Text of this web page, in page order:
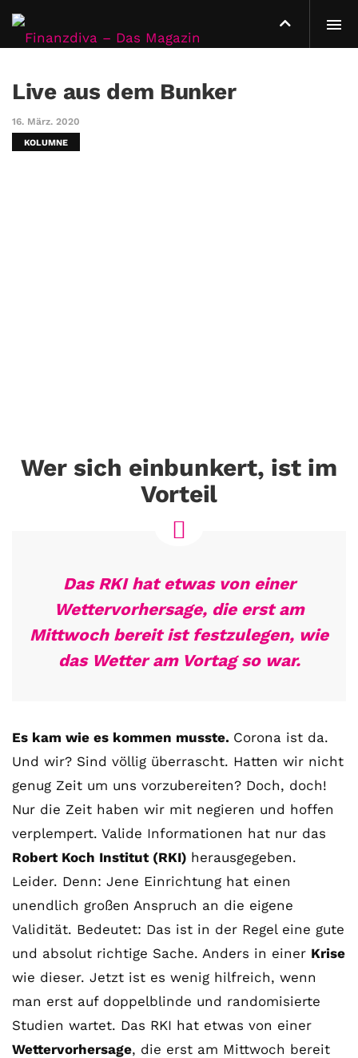
Live aus dem Bunker
16. März. 2020
KOLUMNE
Wer sich einbunkert, ist im
Vorteil
Das RKI hat etwas von einer
Wettervorhersage, die erst am
Mittwoch bereit ist festzulegen, wie
das Wetter am Vortag so war.
Es kam wie es kommen musste. Corona ist da.
Und wir? Sind völlig überrascht. Hatten wir nicht
genug Zeit um uns vorzubereiten? Doch, doch!
Nur die Zeit haben wir mit negieren und hoffen
verplempert. Valide Informationen hat nur das
Robert Koch Institut (RKI) herausgegeben.
Leider. Denn: Jene Einrichtung hat einen
unendlich großen Anspruch an die eigene
Validität. Bedeutet: Das ist in der Regel eine gute
und absolut richtige Sache. Anders in einer Krise
wie dieser. Jetzt ist es wenig hilfreich, wenn
man erst auf doppelblinde und randomisierte
Studien wartet. Das RKI hat etwas von einer
Wettervorhersage, die erst am Mittwoch bereit